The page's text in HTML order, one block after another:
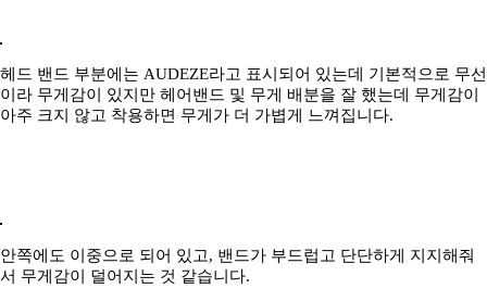
헤드 밴드 부분에는 AUDEZE라고 표시되어 있는데 기본적으로 무선
이라 무게감이 있지만 헤어밴드 및 무게 배분을 잘 했는데 무게감이
아주 크지 않고 착용하면 무게가 더 가볍게 느껴집니다.
안쪽에도 이중으로 되어 있고, 밴드가 부드럽고 단단하게 지지해줘
서 무게감이 덜어지는 것 같습니다.